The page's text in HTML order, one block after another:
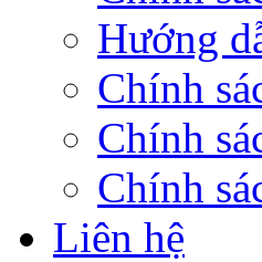
Hướng
Chính
Chính
Chính
Liên hệ